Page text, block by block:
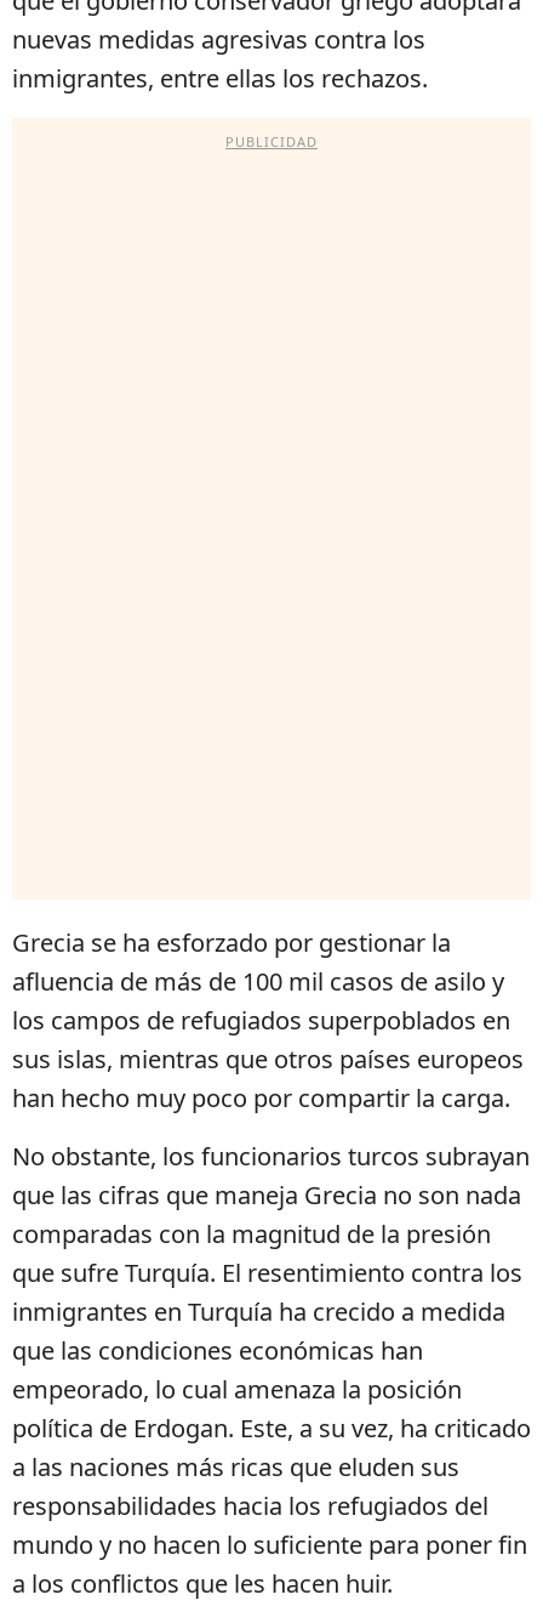
nuevas medidas agresivas contra los
inmigrantes, entre ellas los rechazos.
PUBLICIDAD
Grecia se ha esforzado por gestionar la
afluencia de más de 100 mil casos de asilo y
los campos de refugiados superpoblados en
sus islas, mientras que otros países europeos
han hecho muy poco por compartir la carga.
No obstante, los funcionarios turcos subrayan
que las cifras que maneja Grecia no son nada
comparadas con la magnitud de la presión
que sufre Turquía. El resentimiento contra los
inmigrantes en Turquía ha crecido a medida
que las condiciones económicas han
empeorado, lo cual amenaza la posición
política de Erdogan. Este, a su vez, ha criticado
a las naciones más ricas que eluden sus
responsabilidades hacia los refugiados del
mundo y no hacen lo suficiente para poner fin
a los conflictos que les hacen huir.